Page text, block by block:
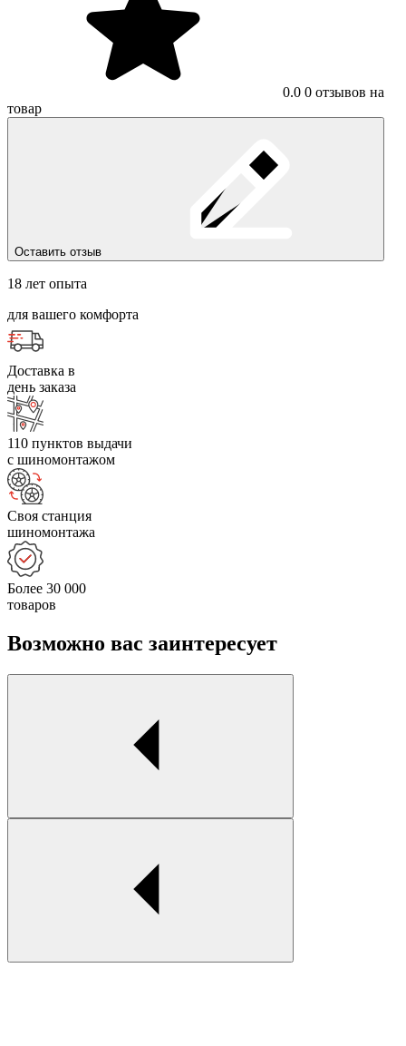
0.0 0 отзывов на
товар
Оставить отзыв
18 лет опыта
для вашего комфорта
Доставка в
день заказа
110 пунктов выдачи
с шиномонтажом
Своя станция
шиномонтажа
Более 30 000
товаров
Возможно вас заинтересует